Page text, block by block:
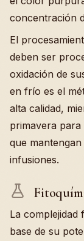
concentración
El
deben ser
oxidación de
en frío es el
alta calidad,
primavera
que
infusiones.
La complejidad
base de su